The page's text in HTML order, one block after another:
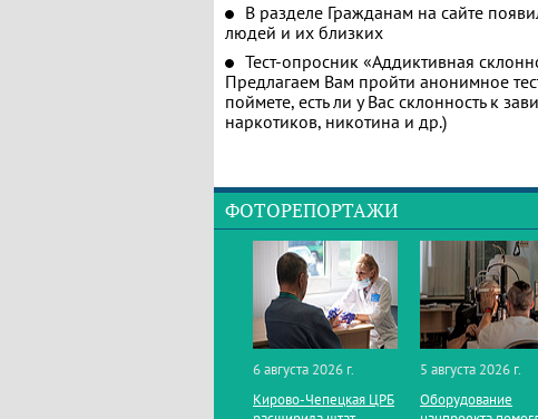
В разделе Гражданам на сайте
людей и их близких
Тест-опросник «Аддиктивная
Предлагаем Вам пройти анонимное
поймете, есть ли у Вас склонность к
наркотиков, никотина и др.)
ФОТОРЕПОРТАЖИ
6 августа 2026 г.
Кирово‑Чепецкая ЦРБ
5 августа 2026 г.
Оборудование